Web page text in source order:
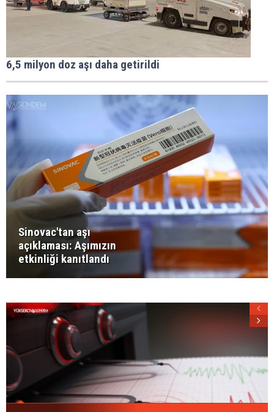
6,5 milyon doz aşı daha getirildi
Sinovac'tan aşı
açıklaması: Aşımızın
etkinliği kanıtlandı